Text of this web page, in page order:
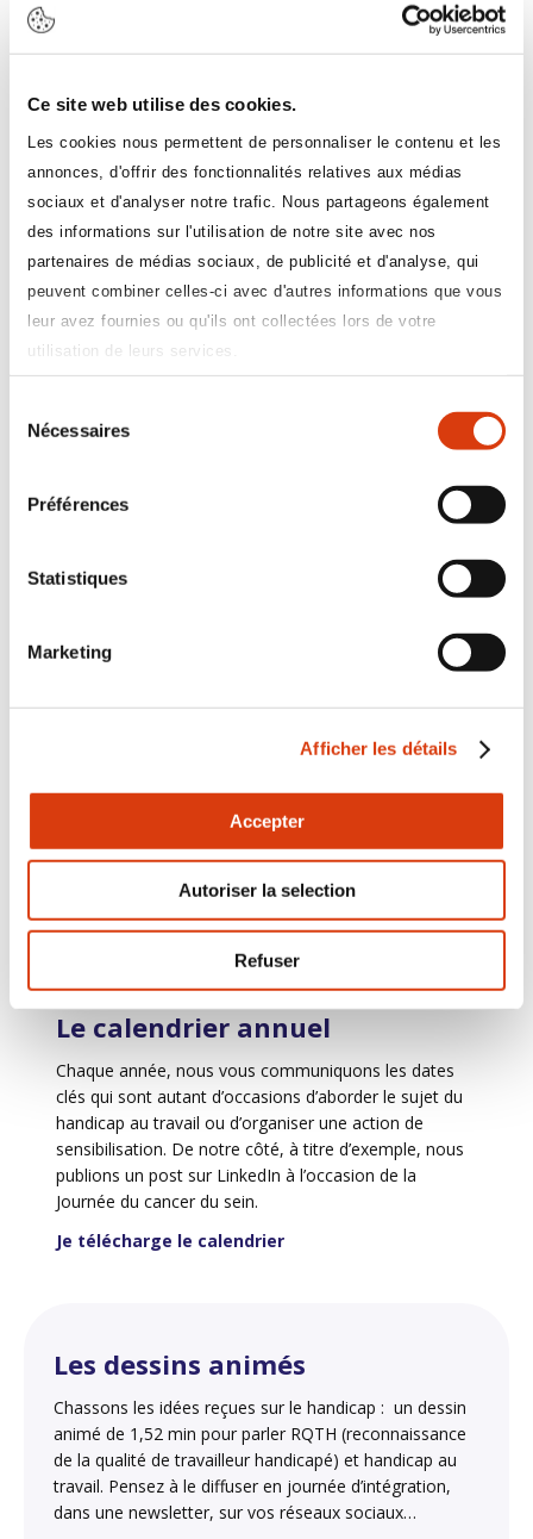
Ce site web utilise des cookies.
Les cookies nous permettent de personnaliser le contenu et les
annonces, d'offrir des fonctionnalités relatives aux médias
sociaux et d'analyser notre trafic. Nous partageons également
des informations sur l'utilisation de notre site avec nos
partenaires de médias sociaux, de publicité et d'analyse, qui
peuvent combiner celles-ci avec d'autres informations que vous
leur avez fournies ou qu'ils ont collectées lors de votre
utilisation de leurs services.
Nécessaires
Préférences
Statistiques
Marketing
Afficher les détails
Accepter
Autoriser la selection
Refuser
" Belle synthèse :
instructive, pédagogique,
ludique. "
François
organiser, des actions de sensibilisation au handicap
ambitions.
Je consulte le guide
Le calendrier annuel
Chaque année, nous vous communiquons les dates
clés qui sont autant d’occasions d’aborder le sujet du
handicap au travail ou d’organiser une action de
sensibilisation. De notre côté, à titre d’exemple, nous
publions un post sur LinkedIn à l’occasion de la
Journée du cancer du sein.
Je télécharge le calendrier
Les dessins animés
Chassons les idées reçues sur le handicap : un dessin
animé de 1,52 min pour parler RQTH (reconnaissance
de la qualité de travailleur handicapé) et handicap au
travail. Pensez à le diffuser en journée d’intégration,
dans une newsletter, sur vos réseaux sociaux…